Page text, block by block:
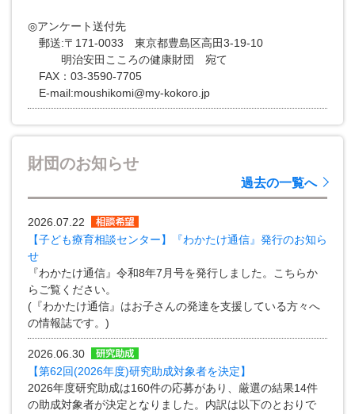
◎アンケート送付先
郵送:〒171-0033 東京都豊島区高田3-19-10
明治安田こころの健康財団 宛て
FAX：03-3590-7705
E-mail:moushikomi@my-kokoro.jp
財団のお知らせ
過去の一覧へ
2026.07.22
【子ども療育相談センター】『わかたけ通信』発行のお知ら
せ
『わかたけ通信』令和8年7月号を発行しました。こちらか
らご覧ください。
(『わかたけ通信』はお子さんの発達を支援している方々へ
の情報誌です。)
2026.06.30
【第62回(2026年度)研究助成対象者を決定】
2026年度研究助成は160件の応募があり、厳選の結果14件
の助成対象者が決定となりました。内訳は以下のとおりで